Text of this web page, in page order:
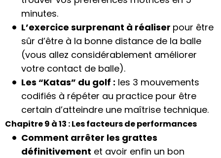
minutes.
L’exercice surprenant à réaliser pour être
sûr d’être à la bonne distance de la balle
(vous allez considérablement améliorer
votre contact de balle).
Les “Katas” du golf : les 3 mouvements
codifiés à répéter au practice pour être
certain d’atteindre une maîtrise technique.
Chapitre 9 à 13 : Les facteurs de performances
Comment arrêter les grattes
définitivement et avoir enfin un bon